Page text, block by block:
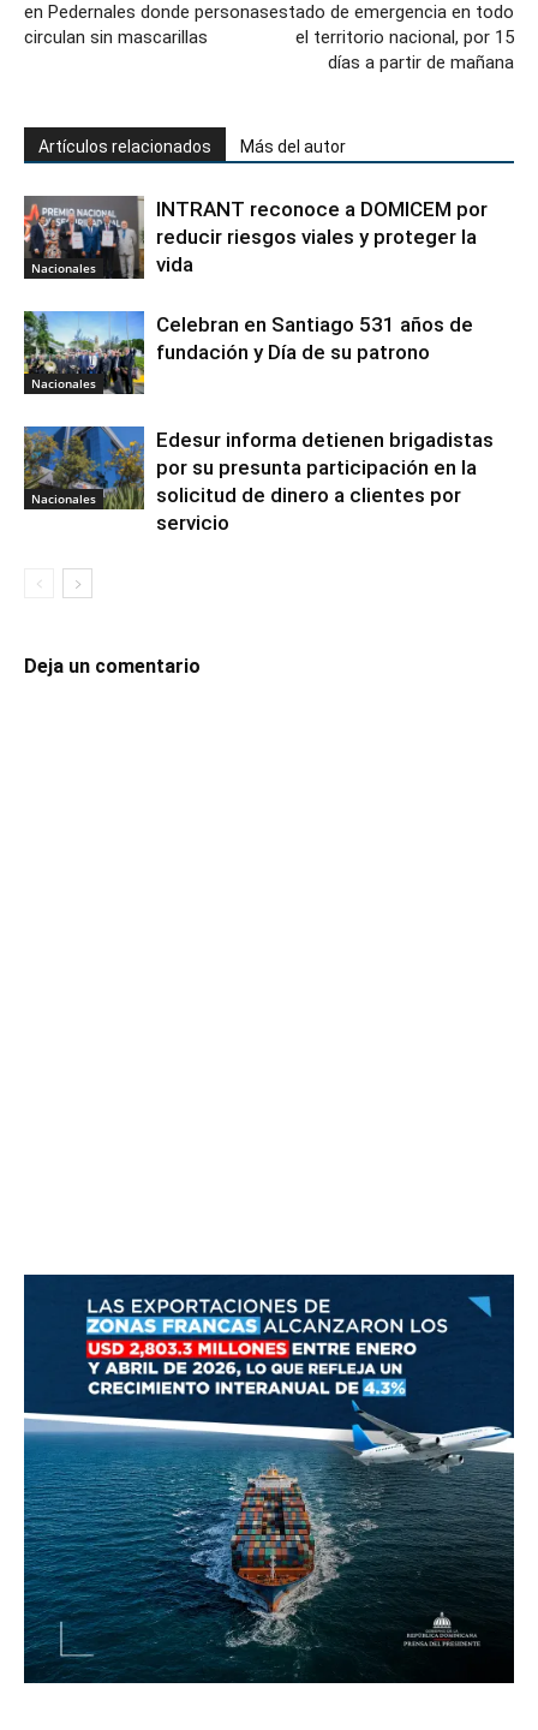
en Pedernales donde personas
circulan sin mascarillas
estado de emergencia en todo
el territorio nacional, por 15
días a partir de mañana
Artículos relacionados Más del autor
Nacionales
INTRANT reconoce a DOMICEM por
reducir riesgos viales y proteger la
vida
Nacionales
Celebran en Santiago 531 años de
fundación y Día de su patrono
Nacionales
Edesur informa detienen brigadistas
por su presunta participación en la
solicitud de dinero a clientes por
servicio
Deja un comentario